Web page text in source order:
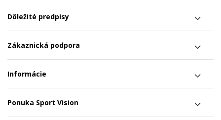
Dôležité predpisy
Zákaznická podpora
Informácie
Ponuka Sport Vision